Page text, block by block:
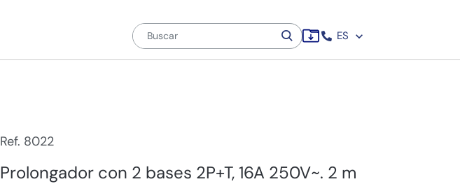
ES
Ref. 8022
Prolongador con 2 bases 2P+T, 16A 250V~. 2 m